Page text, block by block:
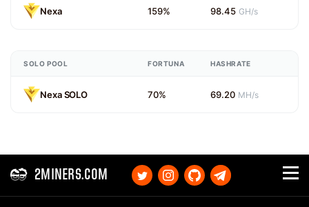
Nexa 159% 98.45 GH/s
SOLO POOL FORTUNA HASHRATE
Nexa SOLO 70% 69.20 MH/s
2MINERS.COM